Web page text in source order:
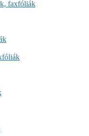
faxfóliák